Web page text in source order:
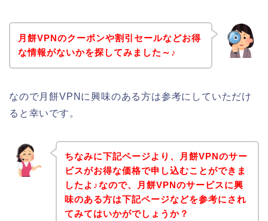
月餅VPNのクーポンや割引セールなどお得
な情報がないかを探してみました～♪
なので月餅VPNに興味のある方は参考にしていただけ
ると幸いです。
ちなみに下記ページより、月餅VPNのサー
ビスがお得な価格で申し込むことができま
したよ♪なので、月餅VPNのサービスに興
味のある方は下記ページなどを参考にされ
てみてはいかがでしょうか？